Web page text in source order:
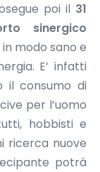
poi il 31
sinergico
modo sano e
E’ infatti
il consumo di
per l’uomo
hobbisti e
ricerca nuove
potrà